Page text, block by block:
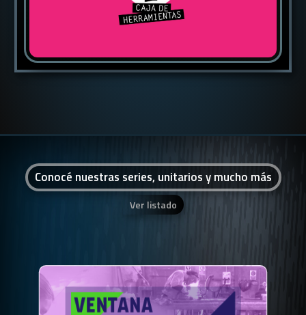
Conocé nuestras series, unitarios y mucho más
Ver listado